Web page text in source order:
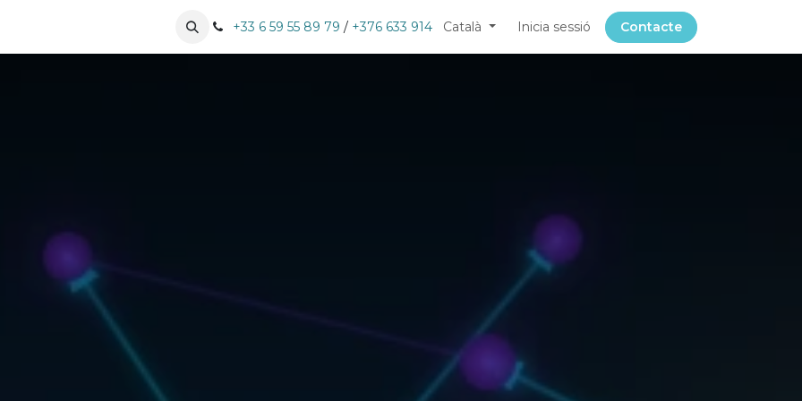
Històries d'èxit Pujar cita
+33 6 59 55 89 79 / +376 633 914 Català Inicia sessió Contacte